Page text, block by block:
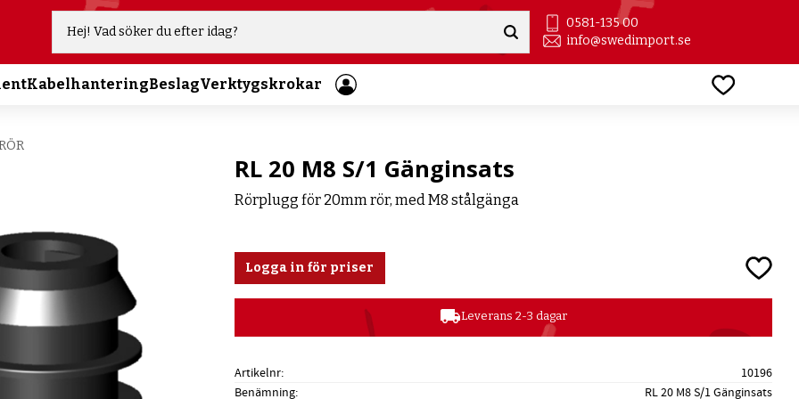
0581-135 00
info@swedimport.se
KabelhanteringBeslagVerktygskrokar
RL 20 M8 S/1 Gänginsats
Rörplugg för 20mm rör, med M8 stålgänga
Logga in för priser Lägg
local_shippingLeverans 2-3 dagar
Artikelnr
10196
Benämning
RL 20 M8 S/1 Gänginsats